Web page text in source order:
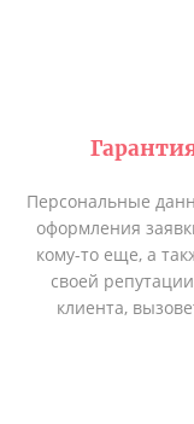
Персональные
оформления
кому-то еще, а
своей
клиента,